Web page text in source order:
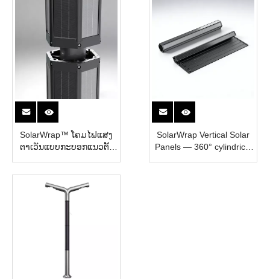
SolarWrap™ ໂຄມໄຟແສງ
ຕາເວັນແບບກະບອກແນວຕັ້ງ
ເທດສະບານ ແລະ ແຄມຝັ່ງ
ທະເລ
SolarWrap Vertical Solar
Panels — 360° cylindrical